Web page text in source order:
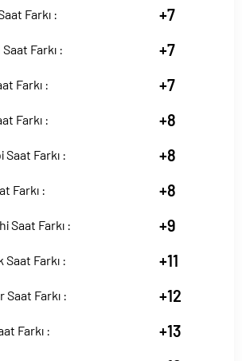
Farkı : +7
Farkı : +7
Farkı : +7
Farkı : +8
Farkı : +8
Farkı : +8
Saat Farkı : +9
Farkı : +11
Farkı : +12
Farkı : +13